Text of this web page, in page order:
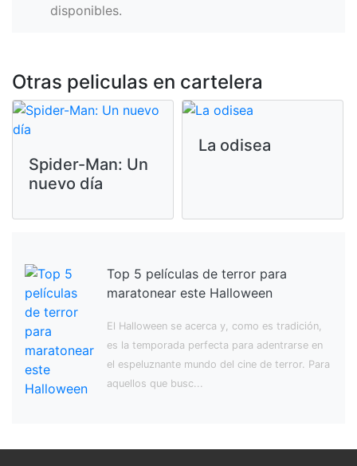
disponibles.
Otras peliculas en cartelera
Spider-Man: Un
nuevo día
La odisea
Top 5 películas de terror para
maratonear este Halloween
El Halloween se acerca y, como es tradición,
es la temporada perfecta para adentrarse en
el espeluznante mundo del cine de terror. Para
aquellos que busc...